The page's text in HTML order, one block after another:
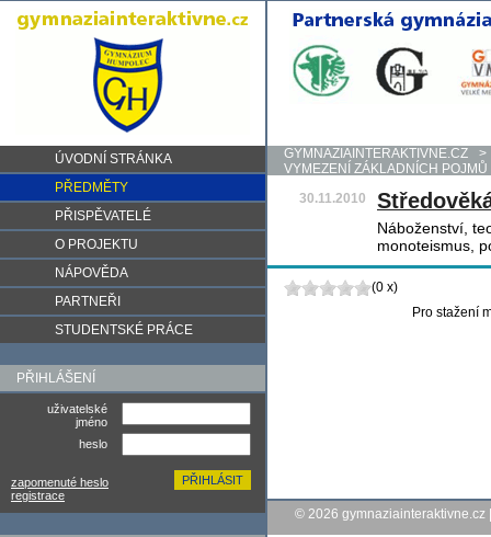
ÚVODNÍ STRÁNKA
PŘEDMĚTY
PŘISPĚVATELÉ
O PROJEKTU
NÁPOVĚDA
PARTNEŘI
STUDENTSKÉ PRÁCE
PŘIHLÁŠENÍ
uživatelské
jméno
heslo
zapomenuté heslo
registrace
GYMNAZIAINTERAKTIVNE.CZ
>
VYMEZENÍ ZÁKLADNÍCH POJMŮ
30.11.2010
Náboženství,
monoteismus,
(0 x)
Pro stažení
© 2026 gymnaziainteraktivne.cz